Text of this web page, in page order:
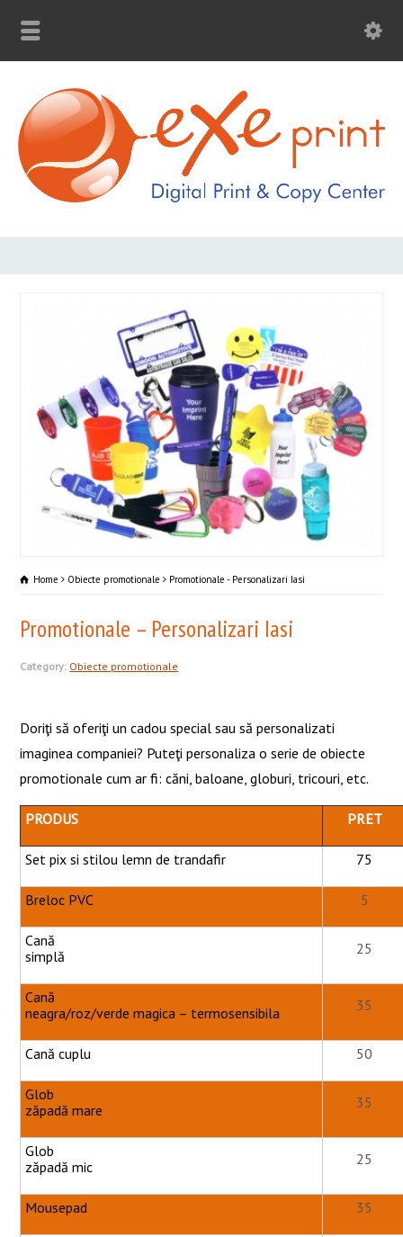
Home Obiecte promotionale Promotionale - Personalizari Iasi
Promotionale – Personalizari Iasi
Category: Obiecte promotionale
Doriţi să oferiţi un cadou special sau să personalizati
imaginea companiei? Puteţi personaliza o serie de obiecte
promotionale cum ar fi: căni, baloane, globuri, tricouri, etc.
PRODUS PRET
Set pix si stilou lemn de trandafir 75
Breloc PVC 5
Cană
simplă
25
Cană
neagra/roz/verde magica – termosensibila
35
Cană cuplu 50
Glob
zăpadă mare
35
Glob
zăpadă mic
25
Mousepad 35